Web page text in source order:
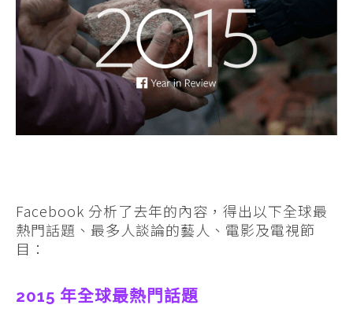
Facebook 分析了去年的內容，得出以下全球最
熱門話題、最多人談論的藝人、電影及電視節
目：
2015 年全球最熱門話題